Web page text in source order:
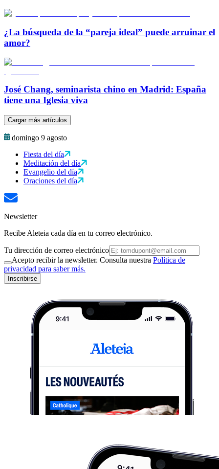
¿La búsqueda de la “pareja ideal” puede arruinar el
amor?
José Chang, seminarista chino en Madrid: España
tiene una Iglesia viva
Cargar más artículos
domingo 9 agosto
Fiesta del día
Meditación del día
Evangelio del día
Oraciones del día
Newsletter
Recibe Aleteia cada día en tu correo electrónico.
Tu dirección de correo electrónico
Acepto recibir la newsletter. Consulta nuestra Política de
privacidad para saber más.
Inscribirse